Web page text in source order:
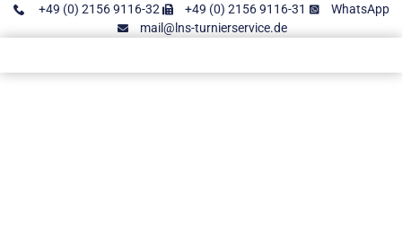
+49 (0) 2156 9116-32 +49 (0) 2156 9116-31
WhatsApp
mail@lns-turnierservice.de